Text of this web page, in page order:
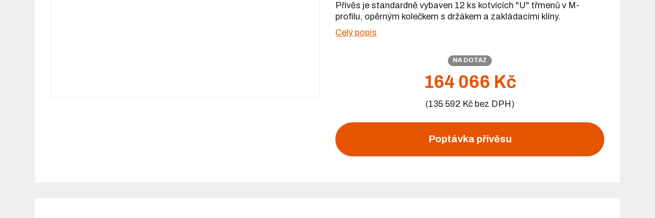
Přívěs je standardně vybaven 12 ks kotvících "U" třmenů v M-
profilu, opěrným kolečkem s držákem a zakládacími klíny.
Celý popis
NA DOTAZ
164 066 Kč
(135 592 Kč bez DPH)
Poptávka přívěsu